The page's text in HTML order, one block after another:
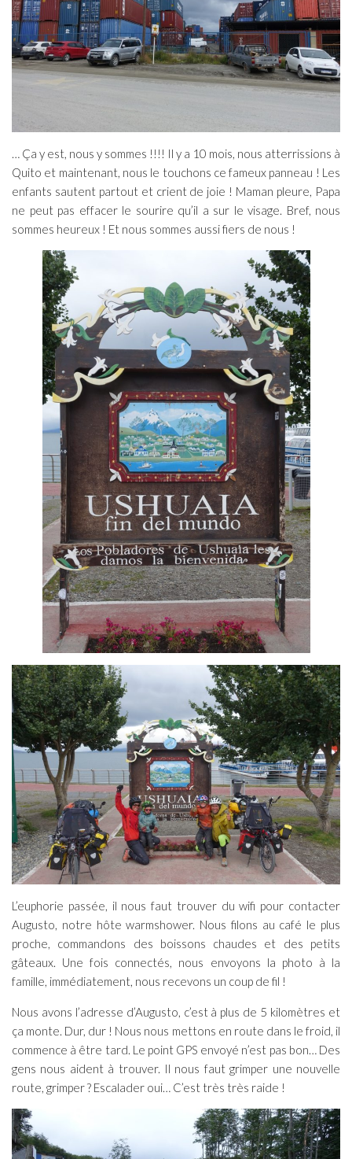
… Ça y est, nous y sommes !!!! Il y a 10 mois, nous atterrissions à
Quito et maintenant, nous le touchons ce fameux panneau ! Les
enfants sautent partout et crient de joie ! Maman pleure, Papa
ne peut pas effacer le sourire qu’il a sur le visage. Bref, nous
sommes heureux ! Et nous sommes aussi fiers de nous !
L’euphorie passée, il nous faut trouver du wifi pour contacter
Augusto, notre hôte warmshower. Nous filons au café le plus
proche, commandons des boissons chaudes et des petits
gâteaux. Une fois connectés, nous envoyons la photo à la
famille, immédiatement, nous recevons un coup de fil !
Nous avons l’adresse d’Augusto, c’est à plus de 5 kilomètres et
ça monte. Dur, dur ! Nous nous mettons en route dans le froid, il
commence à être tard. Le point GPS envoyé n’est pas bon… Des
gens nous aident à trouver. Il nous faut grimper une nouvelle
route, grimper ? Escalader oui… C’est très très raide !